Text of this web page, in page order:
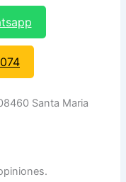
Santa Maria